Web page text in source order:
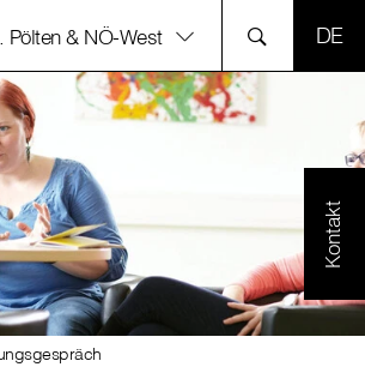
Pölten & NÖ-West
Kontakt